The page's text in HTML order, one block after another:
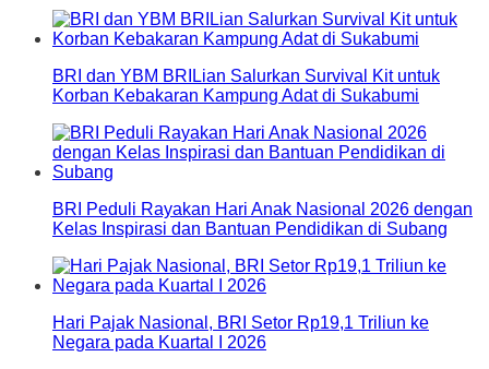
BRI dan YBM BRILian Salurkan Survival Kit untuk
Korban Kebakaran Kampung Adat di Sukabumi
BRI Peduli Rayakan Hari Anak Nasional 2026 dengan
Kelas Inspirasi dan Bantuan Pendidikan di Subang
Hari Pajak Nasional, BRI Setor Rp19,1 Triliun ke
Negara pada Kuartal I 2026